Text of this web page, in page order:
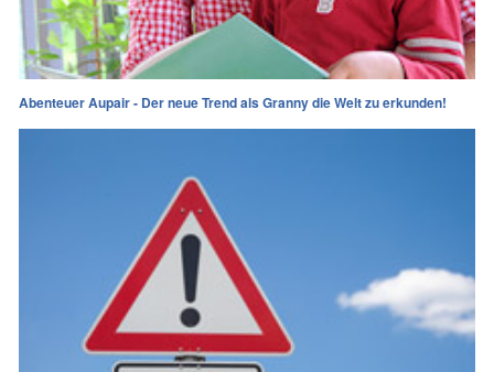
Abenteuer Aupair - Der neue Trend als Granny die Welt zu erkunden!